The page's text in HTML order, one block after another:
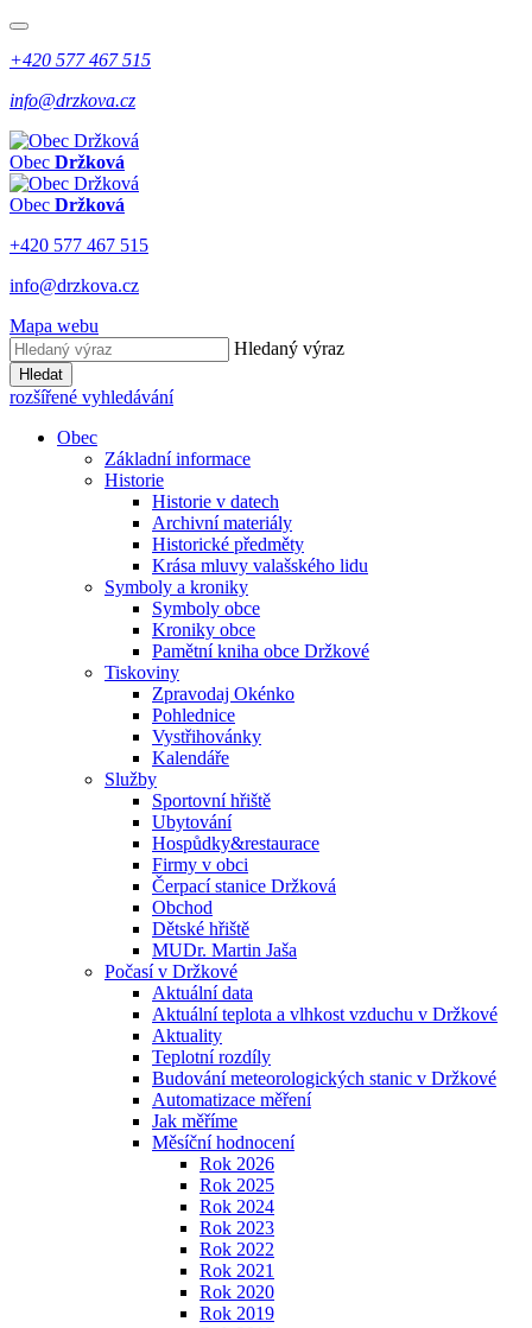
+420 577 467 515
info@drzkova.cz
Obec Držková
Obec Držková
+420 577 467 515
info@drzkova.cz
Mapa webu
Hledaný výraz
Hledat
rozšířené vyhledávání
Obec
Základní informace
Historie
Historie v datech
Archivní materiály
Historické předměty
Krása mluvy valašského lidu
Symboly a kroniky
Symboly obce
Kroniky obce
Pamětní kniha obce Držkové
Tiskoviny
Zpravodaj Okénko
Pohlednice
Vystřihovánky
Kalendáře
Služby
Sportovní hřiště
Ubytování
Hospůdky&restaurace
Firmy v obci
Čerpací stanice Držková
Obchod
Dětské hřiště
MUDr. Martin Jaša
Počasí v Držkové
Aktuální data
Aktuální teplota a vlhkost vzduchu v Držkové
Aktuality
Teplotní rozdíly
Budování meteorologických stanic v Držkové
Automatizace měření
Jak měříme
Měsíční hodnocení
Rok 2026
Rok 2025
Rok 2024
Rok 2023
Rok 2022
Rok 2021
Rok 2020
Rok 2019